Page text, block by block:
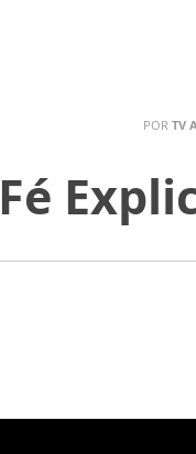
POR TV
Fé